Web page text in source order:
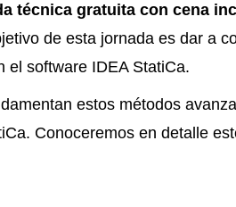
técnica gratuita con cena
de esta jornada es dar a
el software IDEA StatiCa.
estos métodos
Conoceremos en detalle